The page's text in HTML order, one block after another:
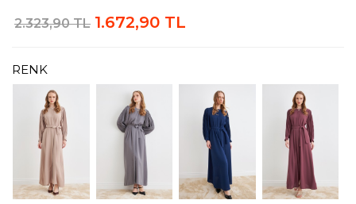
2.323,90 TL 1.672,90 TL
RENK